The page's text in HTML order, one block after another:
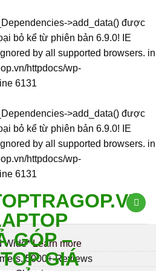
>add_data() được
bỏ kể từ phiên bản 6.9.0! IE
by all supported browsers. in
httpdocs/wp-
6131
>add_data() được
bỏ kể từ phiên bản 6.9.0! IE
by all supported browsers. in
httpdocs/wp-
6131
Wide*Learn more
5000+Reviews